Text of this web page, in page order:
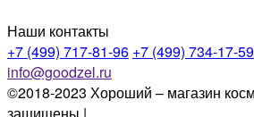
Наши контакты
+7 (499) 717-81-96 +7 (499) 734-17-59
info@goodzel.ru
©2018-2023 Хороший – магазин